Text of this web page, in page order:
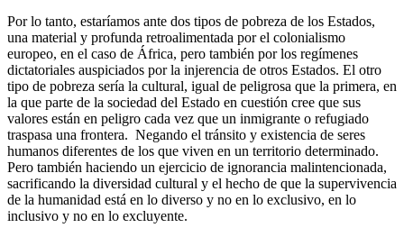
Por lo tanto, estaríamos ante dos tipos de pobreza de los Estados,
una material y profunda retroalimentada por el colonialismo
europeo, en el caso de África, pero también por los regímenes
dictatoriales auspiciados por la injerencia de otros Estados. El otro
tipo de pobreza sería la cultural, igual de peligrosa que la primera, en
la que parte de la sociedad del Estado en cuestión cree que sus
valores están en peligro cada vez que un inmigrante o refugiado
traspasa una frontera. Negando el tránsito y existencia de seres
humanos diferentes de los que viven en un territorio determinado.
Pero también haciendo un ejercicio de ignorancia malintencionada,
sacrificando la diversidad cultural y el hecho de que la supervivencia
de la humanidad está en lo diverso y no en lo exclusivo, en lo
inclusivo y no en lo excluyente.